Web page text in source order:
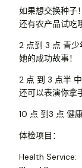
如果想交换种子
还有农产品试吃
2 点到 3 点 青
她的成功故事！
2 点 到 3 点半
还可以表演你拿
10 点 到3 点 健康
体检项目：
Health Service: